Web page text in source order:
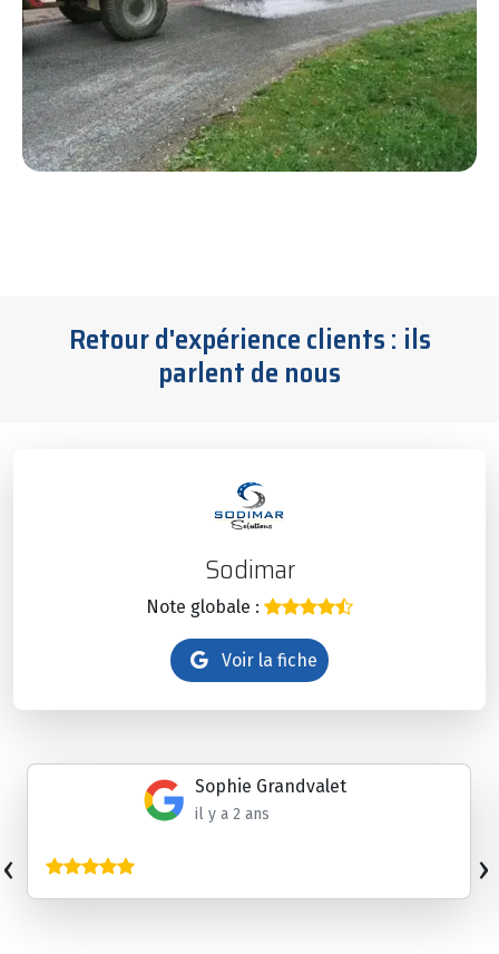
Retour d'expérience clients : ils
parlent de nous
Sodimar
Note globale :
Voir la fiche
Sophie Grandvalet
il y a 2 ans
‹ ›